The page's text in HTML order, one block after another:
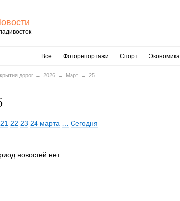
Все Фоторепортажи Спорт Экономика
дорог 2026 Март 25
21 22 23 24 марта Сегодня
новостей нет.